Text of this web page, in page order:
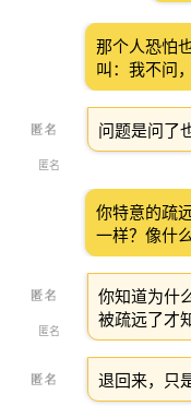
那个人恐怕
叫：我不问
匿名
问题是问了
你特意的疏
一样？像什
匿名
你知道为什
被疏远了才
退回来，只